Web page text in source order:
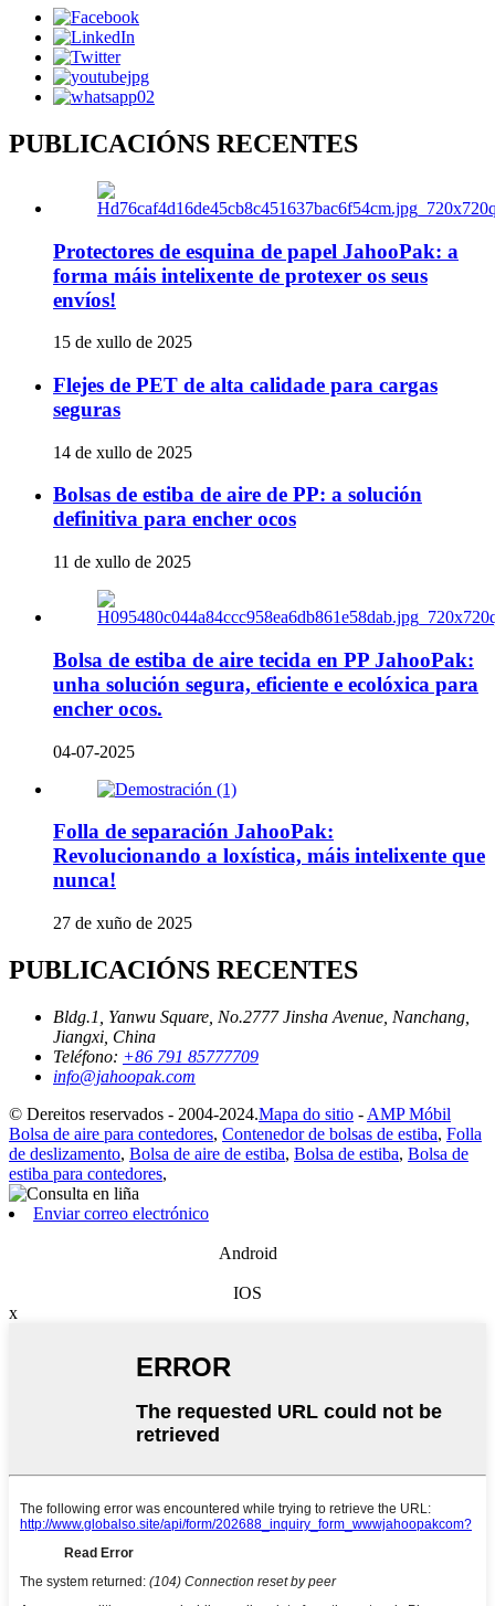
PUBLICACIÓNS RECENTES
Protectores de esquina de papel JahooPak: a
forma máis intelixente de protexer os seus
envíos!
15 de xullo de 2025
Flejes de PET de alta calidade para cargas
seguras
14 de xullo de 2025
Bolsas de estiba de aire de PP: a solución
definitiva para encher ocos
11 de xullo de 2025
Bolsa de estiba de aire tecida en PP JahooPak:
unha solución segura, eficiente e ecolóxica para
encher ocos.
04-07-2025
Folla de separación JahooPak:
Revolucionando a loxística, máis intelixente que
nunca!
27 de xuño de 2025
PUBLICACIÓNS RECENTES
Bldg.1, Yanwu Square, No.2777 Jinsha Avenue, Nanchang,
Jiangxi, China
Teléfono: +86 791 85777709
info@jahoopak.com
© Dereitos reservados - 2004-2024.Mapa do sitio - AMP Móbil
Bolsa de aire para contedores, Contenedor de bolsas de estiba, Folla
de deslizamento, Bolsa de aire de estiba, Bolsa de estiba, Bolsa de
estiba para contedores,
Enviar correo electrónico
Android
IOS
x